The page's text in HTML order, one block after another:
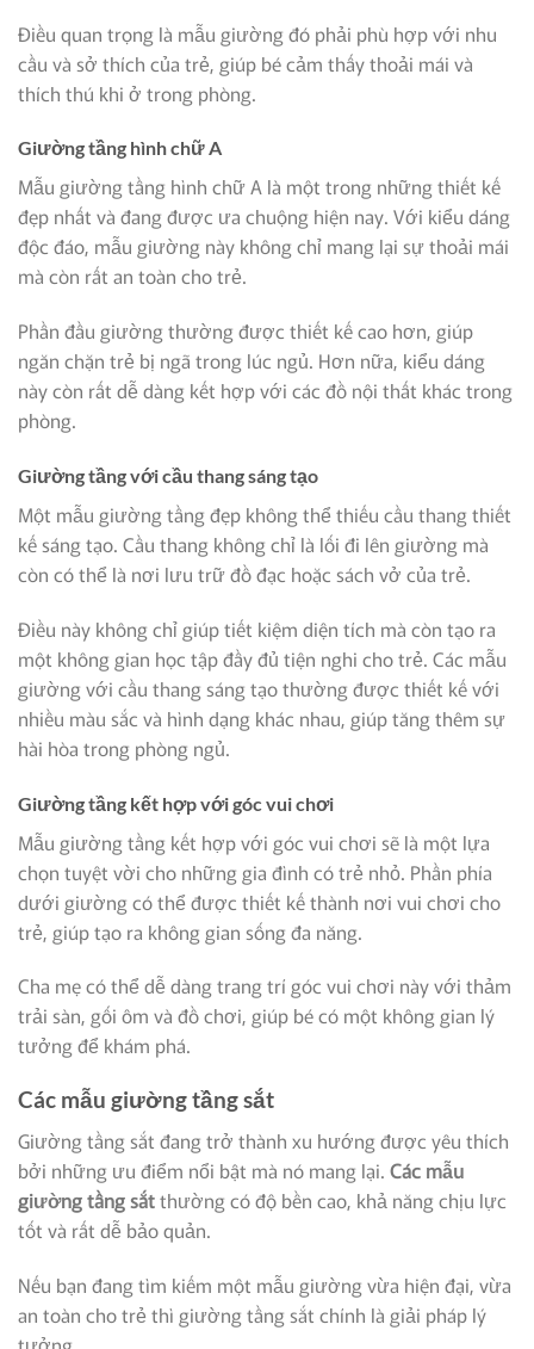
Điều quan trọng là mẫu giường đó phải phù hợp với nhu
cầu và sở thích của trẻ, giúp bé cảm thấy thoải mái và
thích thú khi ở trong phòng.
Giường tầng hình chữ A
Mẫu giường tầng hình chữ A là một trong những thiết kế
đẹp nhất và đang được ưa chuộng hiện nay. Với kiểu dáng
độc đáo, mẫu giường này không chỉ mang lại sự thoải mái
mà còn rất an toàn cho trẻ.
Phần đầu giường thường được thiết kế cao hơn, giúp
ngăn chặn trẻ bị ngã trong lúc ngủ. Hơn nữa, kiểu dáng
này còn rất dễ dàng kết hợp với các đồ nội thất khác trong
phòng.
Giường tầng với cầu thang sáng tạo
Một mẫu giường tầng đẹp không thể thiếu cầu thang thiết
kế sáng tạo. Cầu thang không chỉ là lối đi lên giường mà
còn có thể là nơi lưu trữ đồ đạc hoặc sách vở của trẻ.
Điều này không chỉ giúp tiết kiệm diện tích mà còn tạo ra
một không gian học tập đầy đủ tiện nghi cho trẻ. Các mẫu
giường với cầu thang sáng tạo thường được thiết kế với
nhiều màu sắc và hình dạng khác nhau, giúp tăng thêm sự
hài hòa trong phòng ngủ.
Giường tầng kết hợp với góc vui chơi
Mẫu giường tầng kết hợp với góc vui chơi sẽ là một lựa
chọn tuyệt vời cho những gia đình có trẻ nhỏ. Phần phía
dưới giường có thể được thiết kế thành nơi vui chơi cho
trẻ, giúp tạo ra không gian sống đa năng.
Cha mẹ có thể dễ dàng trang trí góc vui chơi này với thảm
trải sàn, gối ôm và đồ chơi, giúp bé có một không gian lý
tưởng để khám phá.
Các mẫu giường tầng sắt
Giường tầng sắt đang trở thành xu hướng được yêu thích
bởi những ưu điểm nổi bật mà nó mang lại. Các mẫu
giường tầng sắtthường có độ bền cao, khả năng chịu lực
tốt và rất dễ bảo quản.
Nếu bạn đang tìm kiếm một mẫu giường vừa hiện đại, vừa
an toàn cho trẻ thì giường tầng sắt chính là giải pháp lý